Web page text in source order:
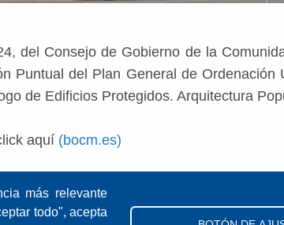
del Consejo de Gobierno de la
Puntual del Plan General de Ordenación
de Edificios Protegidos. Arquitectura
aquí (bocm.es)
más relevante
todo", acepta